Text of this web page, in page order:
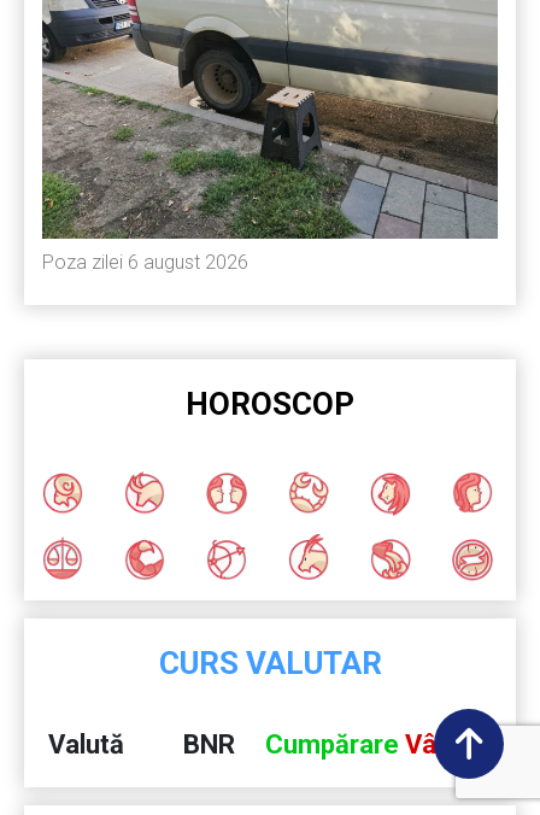
Poza zilei 6 august 2026
HOROSCOP
CURS VALUTAR
Valută BNR Cumpărare Vânzare